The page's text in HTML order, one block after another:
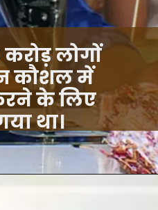
लोगों
कौशल में
के लिए
किया गया था।